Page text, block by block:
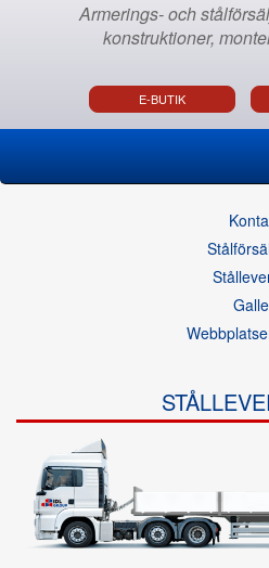
Armerings- och
konstruktioner,
E-BUTIK